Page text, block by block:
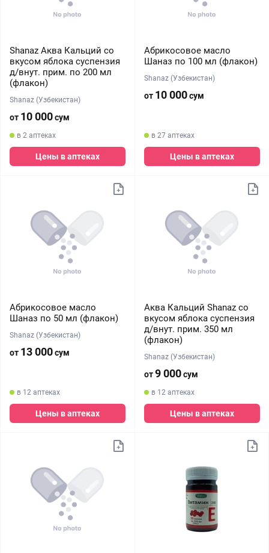
Shanaz Аква Кальций со
вкусом яблока суспензия
д/внут. прим. по 200 мл
(флакон)
Shanaz (Узбекистан)
от 10 000сум
в 2 аптеках
Цены в аптеках
Абрикосовое масло
Шаназ по 100 мл (флакон)
Shanaz (Узбекистан)
от 10 000сум
в 27 аптеках
Цены в аптеках
Абрикосовое масло
Шаназ по 50 мл (флакон)
Shanaz (Узбекистан)
от 13 000сум
в 12 аптеках
Цены в аптеках
Аква Кальций Shanaz со
вкусом яблока суспензия
д/внут. прим. 350 мл
(флакон)
Shanaz (Узбекистан)
от9 000сум
в 12 аптеках
Цены в аптеках